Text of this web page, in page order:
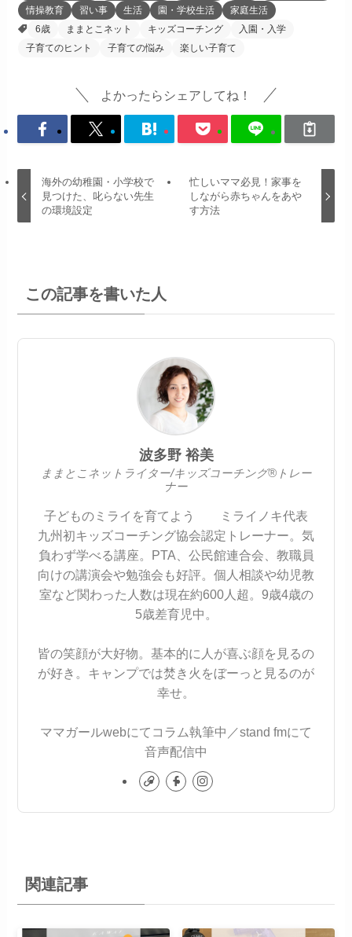
情操教育
習い事 生活 園・学校生活
家庭生活
6歳
ままとこネット キッズコーチング
入園・入学
子育てのヒント
子育ての悩み 楽しい子育て
よかったらシェアしてね！
海外の幼稚園・小学校で
見つけた、叱らない先生
の環境設定
忙しいママ必見！家事を
しながら赤ちゃんをあや
す方法
この記事を書いた人
波多野 裕美
ままとこネットライター/キッズコーチング®トレー
ナー
子どものミライを育てよう ミライノキ代表
九州初キッズコーチング協会認定トレーナー。気
負わず学べる講座。PTA、公民館連合会、教職員
向けの講演会や勉強会も好評。個人相談や幼児教
室など関わった人数は現在約600人超。9歳4歳の
5歳差育児中。
皆の笑顔が大好物。基本的に人が喜ぶ顔を見るの
が好き。キャンプでは焚き火をぼーっと見るのが
幸せ。
ママガールwebにてコラム執筆中／stand fmにて
音声配信中
関連記事